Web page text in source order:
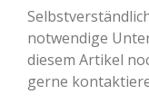
notwendige
diesem Artikel
gerne